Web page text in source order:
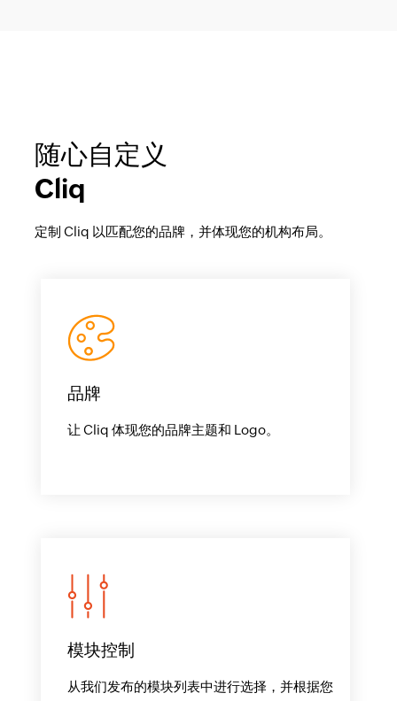
随心自定义
Cliq
定制 Cliq 以匹配您的品牌，并体现您的机构布局。
品牌
让 Cliq 体现您的品牌主题和 Logo。
模块控制
从我们发布的模块列表中进行选择，并根据您